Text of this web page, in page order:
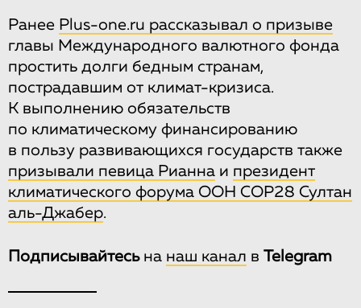
Ранее Plus-one.ru рассказывал о призыве
главы Международного валютного фонда
простить долги бедным странам,
пострадавшим от климат-кризиса.
К выполнению обязательств
по климатическому финансированию
в пользу развивающихся государств также
призывали певица Рианна и президент
климатического форума ООН COP28 Султан
аль-Джабер.
Подписывайтесьна наш канал в Telegram